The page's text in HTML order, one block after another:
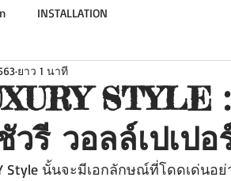
INSTALLATION
STYLE
วรี วอลล์เปเปอ
ยาว 1 นาที
Style นั้นจะมีเอกลักษณ์ที่โดดเด่น